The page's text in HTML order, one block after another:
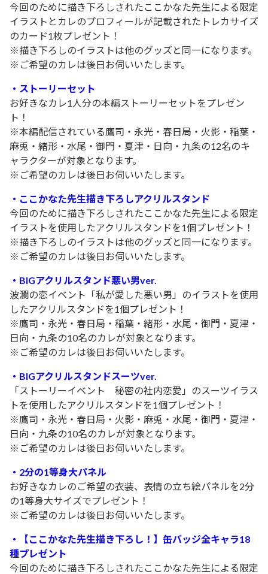
今回のために描き下ろしされたここかなた先生による限定
イラストとカレのプロフィールが記載されたトレカサイズ
のカード1枚プレゼント！
※描き下ろしのイラストは他のグッズと同一になります。
※ご希望のカレは後日お伺いいたします。
・ストーリーセット
お好きなカレ1人分の本編ストーリーセットをプレゼン
ト！
※本編配信されている鷹司・永光・春日局・火影・稲葉・
麻兎・緒形・水尾・御門・夏津・日向・九条の12名のキ
ャラクターが対象となります。
※ご希望のカレは後日お伺いいたします。
・ここかなた先生描き下ろしアクリルスタンド
今回のために描き下ろしされたここかなた先生による限定
イラストを使用したアクリルスタンドを1個プレゼント！
※描き下ろしのイラストは他のグッズと同一になります。
※ご希望のカレは後日お伺いいたします。
・BIGアクリルスタンド悪い男ver.
波瀾の恋イベント「私が愛した悪い男」のイラストを使用
したアクリルスタンドを1個プレゼント！
※鷹司・永光・春日局・稲葉・緒形・水尾・御門・夏津・
日向・九条の10名のカレが対象となります。
※ご希望のカレは後日お伺いいたします。
・BIGアクリルスタンドスーツver.
「ストーリーイベント 秘密の社内恋愛」のスーツイラス
トを使用したアクリルスタンドを1個プレゼント！
※鷹司・永光・春日局・火影・麻兎・水尾・御門・夏津・
日向・九条の10名のカレが対象となります。
※ご希望のカレは後日お伺いいたします。
・2分の1等身大パネル
お好きなカレのご希望の衣装、表情の立ち絵パネルを2分
の1等身大サイズでプレゼント！
※ご希望のカレは後日お伺いいたします。
・【ここかなた先生描き下ろし！】缶バッジ全キャラ18
種プレゼント
今回のために描き下ろしされたここかなた先生による限定